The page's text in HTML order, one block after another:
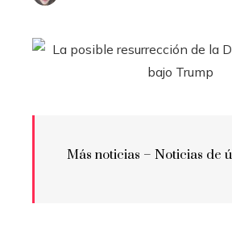
Más noticias – Noticias de